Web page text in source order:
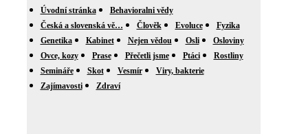
Úvodní stránka
Behavioralni vědy
Česká a slovenská vě…
Člověk Evoluce
Fyzika
Genetika
Kabinet Nejen vědou Osli
Osloviny
Ovce, kozy
Prase Přečetli jsme Ptáci
Rostliny
Semináře
Skot Vesmír
Viry, bakterie
Zajímavosti
Zdraví